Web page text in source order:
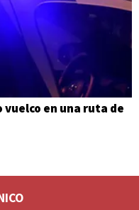
en una ruta de